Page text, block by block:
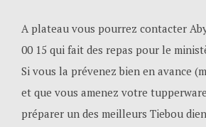
A plateau vous pourrez contacter
00 15 qui fait des repas pour le
Si vous la prévenez bien en avance
et que vous amenez votre
préparer un des meilleurs Tiebou